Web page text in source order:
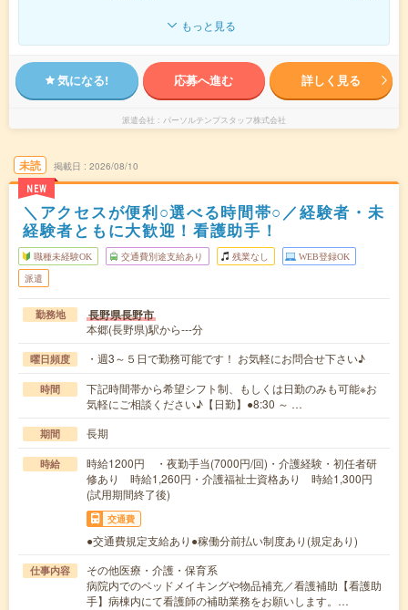
もっと見る
気になる! 応募へ進む 詳しく見る
派遣会社 パーソルテンプスタッフ株式会社
未読
NEW
掲載日 2026/08/10
＼アクセスが便利○選べる時間帯○／経験者・未
経験者ともに大歓迎！看護助手！
職種未経験OK 交通費別途支給あり 残業なし WEB登録OK
派遣
勤務地 長野県長野市
本郷(長野県)駅から---分
曜日頻度 ・週3～５日で勤務可能です！ お気軽にお問合せ下さい♪
時間
下記時間帯から希望シフト制、もしくは日勤のみも可能※お
気軽にご相談ください♪【日勤】●8:30 ～ …
期間 長期
時給
時給1200円 ・夜勤手当(7000円/回)・介護経験・初任者研
修あり 時給1,260円・介護福祉士資格あり 時給1,300円
(試用期間終了後)
交通費
●交通費規定支給あり●稼働分前払い制度あり(規定あり)
仕事内容
その他医療・介護・保育系
病院内でのベッドメイキングや物品補充／看護補助【看護助
手】病棟内にて看護師の補助業務をお願いします。…